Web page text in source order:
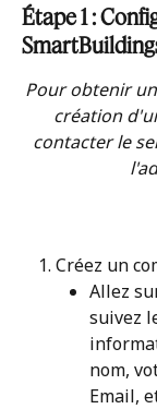
Étape 1 :
Pour obtenir
création
contacter le
Créez un
Allez
suivez
nom,
Email,